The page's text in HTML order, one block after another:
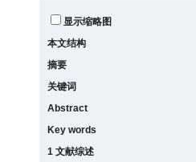
显示缩略图
本文结构
摘要
关键词
Abstract
Key words
1 文献综述